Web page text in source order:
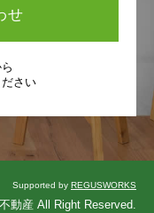
せ
さい
Supported by REGUSWORKS
動産 All Right Reserved.